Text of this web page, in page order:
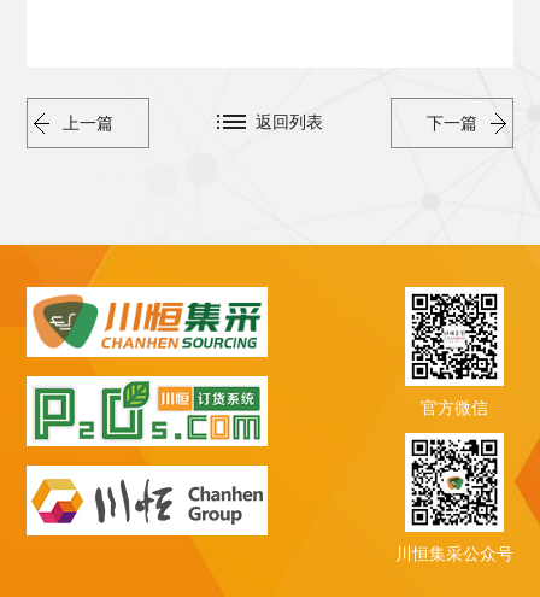
上一篇 下一篇
返回列表
官方微信
川恒集采公众号